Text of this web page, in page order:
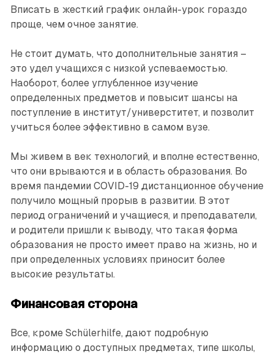
Вписать в жесткий график онлайн-урок гораздо
проще, чем очное занятие.
Не стоит думать, что дополнительные занятия –
это удел учащихся с низкой успеваемостью.
Наоборот, более углубленное изучение
определенных предметов и повысит шансы на
поступление в институт/универститет, и позволит
учиться более эффективно в самом вузе.
Мы живем в век технологий, и вполне естественно,
что они врываются и в область образования. Во
время пандемии COVID-19 дистанционное обучение
получило мощный прорыв в развитии. В этот
период ограничений и учащиеся, и преподаватели,
и родители пришли к выводу, что такая форма
образования не просто имеет право на жизнь, но и
при определенных условиях приносит более
высокие результаты.
Финансовая сторона
Все, кроме Schülerhilfe, дают подробную
информацию о доступных предметах, типе школы,